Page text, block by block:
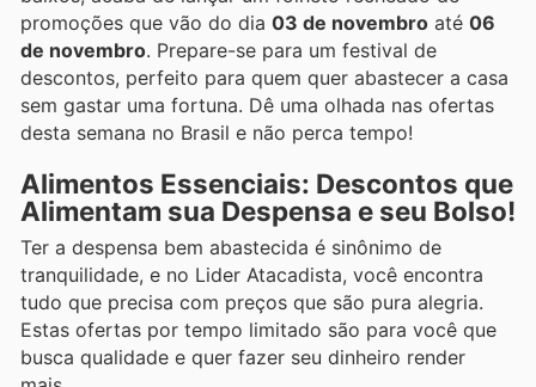
promoções que vão do dia 03 de novembro até 06
de novembro. Prepare-se para um festival de
descontos, perfeito para quem quer abastecer a casa
sem gastar uma fortuna. Dê uma olhada nas ofertas
desta semana no Brasil e não perca tempo!
Alimentos Essenciais: Descontos que
Alimentam sua Despensa e seu Bolso!
Ter a despensa bem abastecida é sinônimo de
tranquilidade, e no Lider Atacadista, você encontra
tudo que precisa com preços que são pura alegria.
Estas ofertas por tempo limitado são para você que
busca qualidade e quer fazer seu dinheiro render